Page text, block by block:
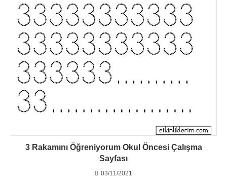
3 Rakamını Öğreniyorum Okul Öncesi Çalışma
Sayfası
03/11/2021